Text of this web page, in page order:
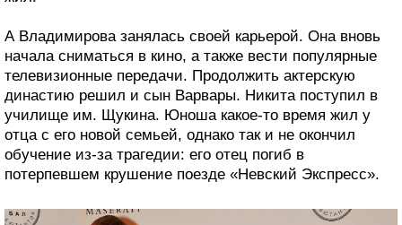
А Владимирова занялась своей карьерой. Она вновь
начала сниматься в кино, а также вести популярные
телевизионные передачи. Продолжить актерскую
династию решил и сын Варвары. Никита поступил в
училище им. Щукина. Юноша какое-то время жил у
отца с его новой семьей, однако так и не окончил
обучение из-за трагедии: его отец погиб в
потерпевшем крушение поезде «Невский Экспресс».